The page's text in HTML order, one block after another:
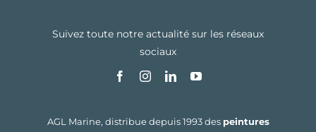
Suivez toute notre actualité sur les réseaux
sociaux
AGL Marine, distribue depuis 1993 des peintures